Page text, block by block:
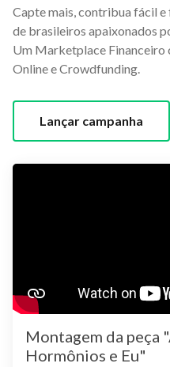
Capte mais, contribua fácil e
de brasileiros apaixonados
Um Marketplace Financeiro
Online e Crowdfunding.
Lançar campanha
Montagem da peça
Hormônios e Eu"